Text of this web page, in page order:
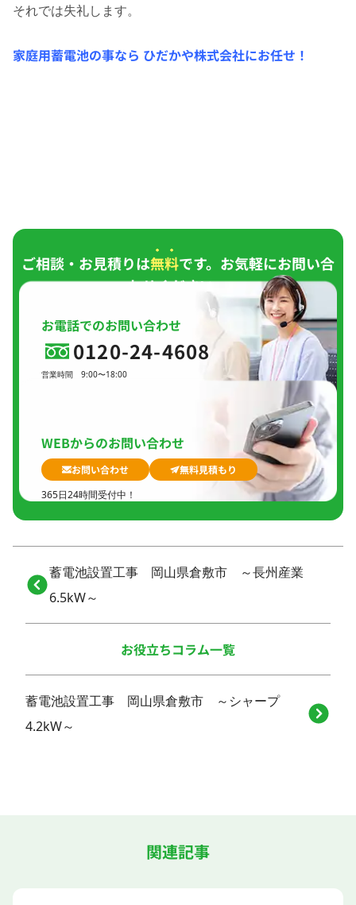
それでは失礼します。
家庭用蓄電池の事なら ひだかや株式会社にお任せ！
ご相談・お見積りは無料です。お気軽にお問い合
わせください。
お電話でのお問い合わせ
0120-24-4608
営業時間
9:00〜18:00
WEBからのお問い合わせ
お問い合わせ
無料見積もり
365日24時間受付中！
蓄電池設置工事 岡山県倉敷市 ～長州産業
6.5kW～
お役立ちコラム一覧
蓄電池設置工事 岡山県倉敷市 ～シャープ
4.2kW～
関連記事